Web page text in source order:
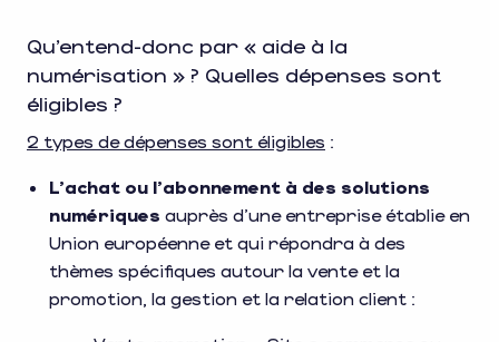
Qu’entend-donc par « aide à la
numérisation » ? Quelles dépenses sont
éligibles ?
2 types de dépenses sont éligibles :
L’achat ou l’abonnement à des solutions
numériques auprès d’une entreprise établie en
Union européenne et qui répondra à des
thèmes spécifiques autour la vente et la
promotion, la gestion et la relation client :